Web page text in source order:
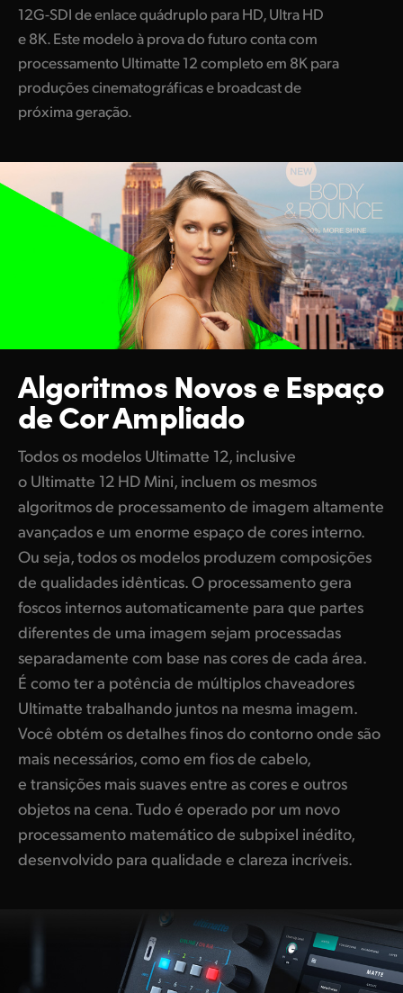
12G-SDI de enlace quádruplo para HD, Ultra HD
e 8K. Este modelo à prova do futuro conta com
processamento Ultimatte 12 completo em 8K para
produções cinematográficas e broadcast de
próxima geração.
Algoritmos Novose Espaço
de Cor Ampliado
Todos os modelos Ultimatte 12, inclusive
o Ultimatte 12 HD Mini, incluem os mesmos
algoritmos de processamento de imagem altamente
avançados e um enorme espaço de cores interno.
Ou seja, todos os modelos produzem composições
de qualidades idênticas. O processamento gera
foscos internos automaticamente para que partes
diferentes de uma imagem sejam processadas
separadamente com base nas cores de cada área.
É como ter a potência de múltiplos chaveadores
Ultimatte trabalhando juntos na mesma imagem.
Você obtém os detalhes finos do contorno onde são
mais necessários, como em fios de cabelo,
e transições mais suaves entre as cores e outros
objetos na cena. Tudo é operado por um novo
processamento matemático de subpixel inédito,
desenvolvido para qualidade e clareza incríveis.